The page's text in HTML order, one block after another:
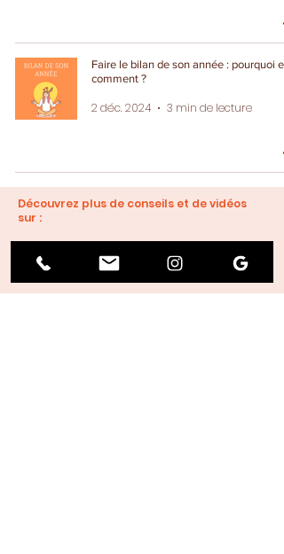
Faire le bilan de son année : pourquoi et
comment ?
2 déc. 2024 3 min de lecture
Découvrez plus de conseils et de vidéos
sur :